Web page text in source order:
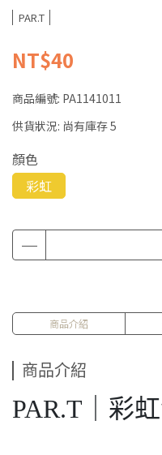
PAR.T
NT$40
商品編號: PA1141011
供貨狀況: 尚有庫存 5
顏色
彩虹
商品介紹
商品介紹
PAR.T｜彩